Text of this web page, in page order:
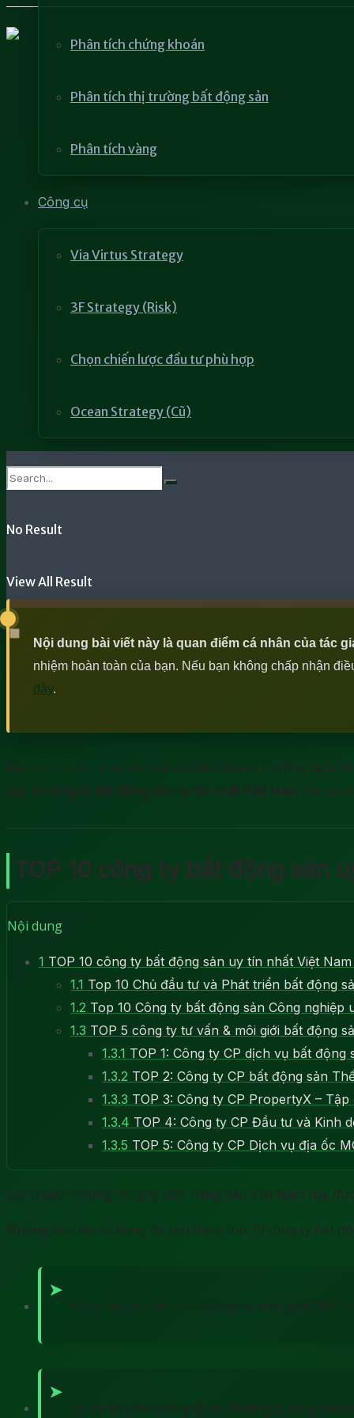
Phân tích chứng khoán
Phân tích thị trường bất động sản
Phân tích vàng
Công cụ
Via Virtus Strategy
3F Strategy (Risk)
Chọn chiến lược đầu tư phù hợp
Ocean Strategy (Cũ)
No Result
View All Result
Nội dung bài viết này là quan điểm cá nhân của tác
nhiệm hoàn toàn của bạn. Nếu bạn không chấp nhận
đây.
Khi có nhu cầu mua nhà đất thì nhà đầu tư thường nghĩ
top 10 công ty bất động sản uy tín nhất Việt Nam mà các
TOP 10 công ty bất động sản
Nội dung
1 TOP 10 công ty bất động sản uy tín nhất Việt
1.1 Top 10 Chủ đầu tư và Phát triển bất động
1.2 Top 10 Công ty bất động sản Công nghiệp
1.3 TOP 5 công ty tư vấn & môi giới bất động
1.3.1 TOP 1: Công ty CP dịch vụ bất động
1.3.2 TOP 2: Công ty CP bất động sản
1.3.3 TOP 3: Công ty CP PropertyX –
1.3.4 TOP 4: Công ty CP Đầu tư và Kinh
1.3.5 TOP 5: Công ty CP Dịch vụ địa ốc
Danh sách những công ty BĐS hàng đầu Việt Nam này
Những tiêu chí sử dụng để xếp hạng top 10 công ty bất
Năng lực tài chính của công ty môi giới BĐS
Uy tín truyền thông được đánh giá bằng